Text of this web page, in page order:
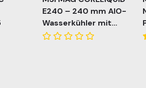
E240 – 240 mm AIO-
Wasserkühler mit
2×120 mm PWM